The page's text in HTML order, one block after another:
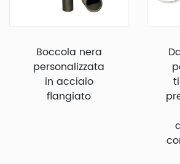
Boccola nera
personalizzata
in acciaio
flangiato